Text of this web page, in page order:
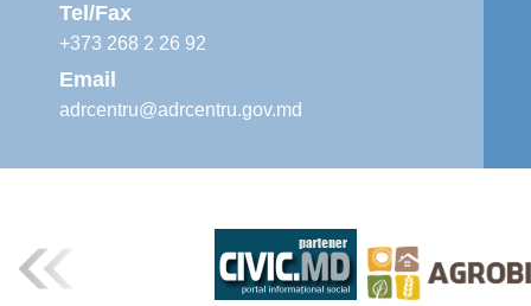
Tel/Fax
+373 268 2 26 92
Email
adrcentru@adrcentru.gov.md